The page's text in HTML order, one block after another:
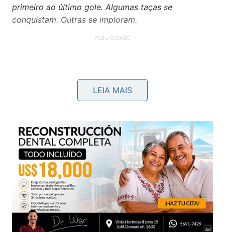
primeiro ao último gole. Algumas taças se
conquistam. Outras se imploram.
2-Thiago Narciso dos Santos
A defesa de Taffarel não foi apenas uma defesa. Foi
uma receita preparada sob a maior pressão
LEIA MAIS